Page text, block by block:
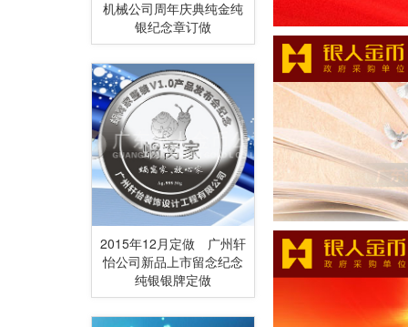
机械公司周年庆典纯金纯
银纪念章订做
2015年12月定做 广州轩
怡公司新品上市留念纪念
纯银银牌定做